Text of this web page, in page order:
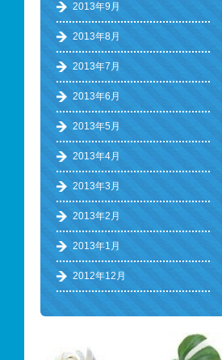
2013年9月
2013年8月
2013年7月
2013年6月
2013年5月
2013年4月
2013年3月
2013年2月
2013年1月
2012年12月